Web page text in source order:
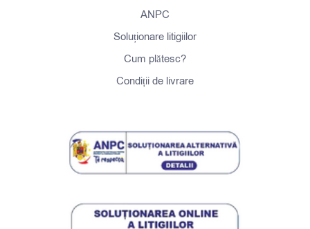
ANPC
Soluționare litigiilor
Cum plătesc?
Condiții de livrare